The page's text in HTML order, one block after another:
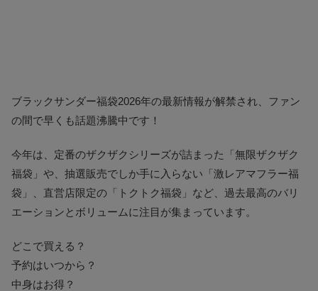
ブラックサンダー福袋2026年の最新情報が解禁され、ファン
の間で早くも話題沸騰中です！
今年は、定番のザクザクシリーズが詰まった「無限ザクザク
福袋」や、抽選販売でしか手に入らない「激レアマフラー福
袋」、直営店限定の「トクトク福袋」など、過去最高のバリ
エーションとボリュームに注目が集まっています。
どこで買える？
予約はいつから？
中身はお得？